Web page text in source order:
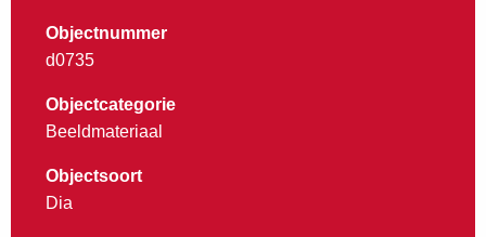
Objectnummer
d0735
Objectcategorie
Beeldmateriaal
Objectsoort
Dia